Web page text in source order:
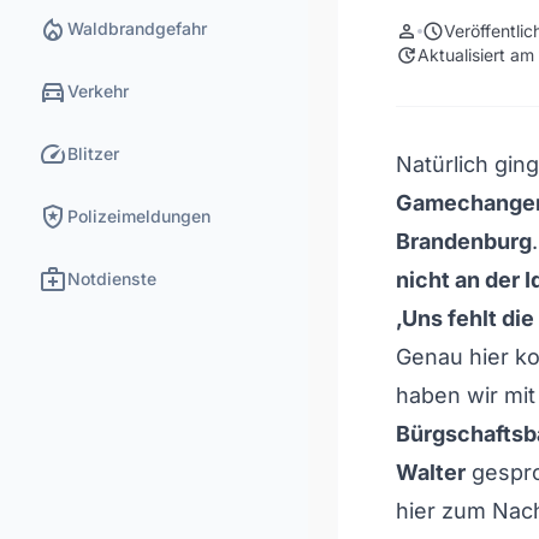
local_fire_department Waldbrandgefahr
directions_carVerkehr
speedBlitzer
local_police Polizeimeldungen
medical_servicesNotdienste
person schedule
updateAktualisiert am
Natürlich
Brandenburg
nicht an der
‚Uns fehlt
Genau hier
haben wir
Walter
hier zum